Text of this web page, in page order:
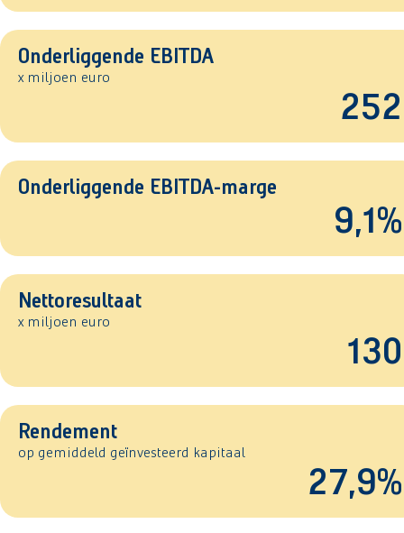
Onderliggende EBITDA
x miljoen euro
252
Onderliggende EBITDA-marge
9,1%
Nettoresultaat
x miljoen euro
130
Rendement
op gemiddeld geïnvesteerd kapitaal
27,9%